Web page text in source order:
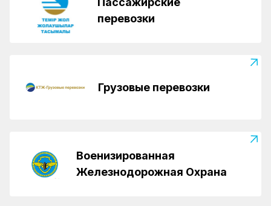
перевозки
Грузовые перевозки
Военизированная
Железнодорожная Охрана